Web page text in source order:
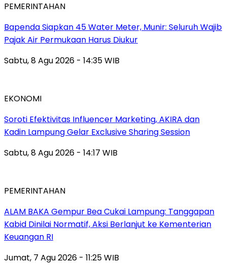
PEMERINTAHAN
‎Bapenda Siapkan 45 Water Meter, Munir: Seluruh Wajib
Pajak Air Permukaan Harus Diukur
Sabtu, 8 Agu 2026 - 14:35 WIB
EKONOMI
Soroti Efektivitas Influencer Marketing, AKIRA dan
Kadin Lampung Gelar Exclusive Sharing Session
Sabtu, 8 Agu 2026 - 14:17 WIB
PEMERINTAHAN
ALAM BAKA Gempur Bea Cukai Lampung: Tanggapan
Kabid Dinilai Normatif, Aksi Berlanjut ke Kementerian
Keuangan RI
Jumat, 7 Agu 2026 - 11:25 WIB